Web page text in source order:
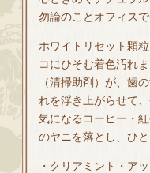
勿論のことオフィス
ホワイトリセット顆
コにひそむ着色汚れ
（清掃助剤）が、歯
れを浮き上がらせて
気になるコーヒー・
のヤニを落とし、ひ
・クリアミント・ア